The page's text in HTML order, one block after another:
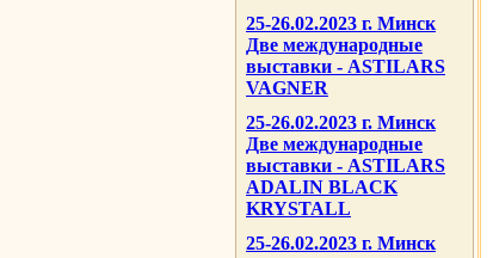
25-26.02.2023 г. Минск
Две международные
выставки - ASTILARS
VAGNER
25-26.02.2023 г. Минск
Две международные
выставки - ASTILARS
ADALIN BLACK
KRYSTALL
25-26.02.2023 г. Минск